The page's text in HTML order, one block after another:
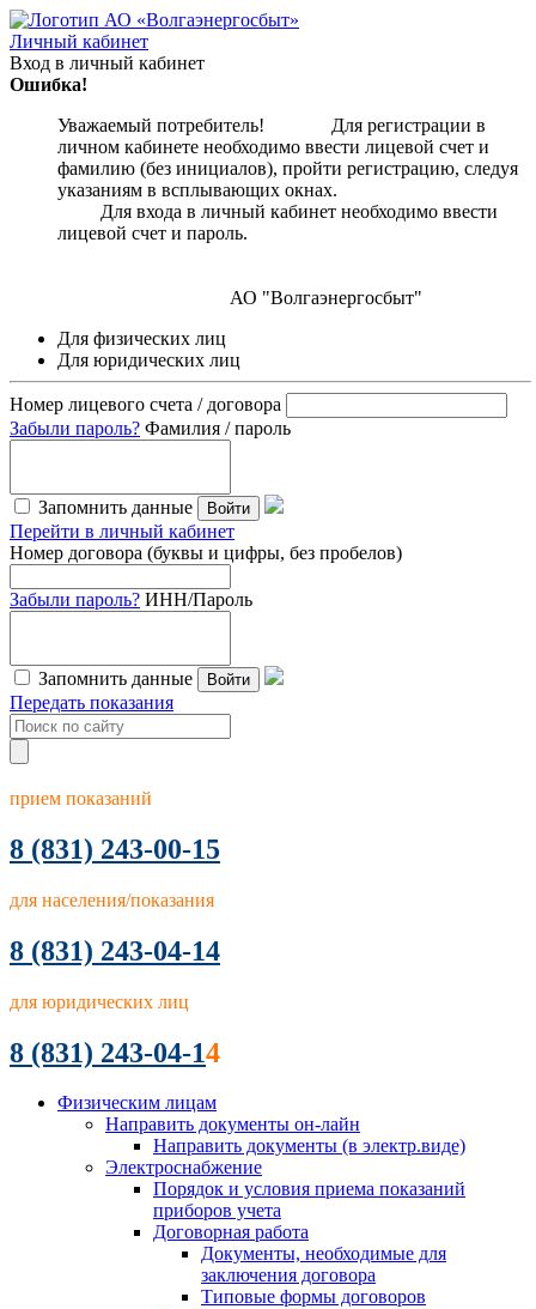
Личный кабинет
Вход в личный кабинет
Ошибка!
Уважаемый потребитель! Для регистрации в
личном кабинете необходимо ввести лицевой счет и
фамилию (без инициалов), пройти регистрацию, следуя
указаниям в всплывающих окнах.
Для входа в личный кабинет необходимо ввести
лицевой счет и пароль.
АО "Волгаэнергосбыт"
Для физических лиц
Для юридических лиц
Номер лицевого счета / договора
Забыли пароль? Фамилия / пароль
Запомнить данные Войти
Перейти в личный кабинет
Номер договора (буквы и цифры, без пробелов)
Забыли пароль? ИНН/Пароль
Запомнить данные Войти
Передать показания
прием показаний
8 (831) 243-00-15
для населения/показания
8 (831) 243-04-14
для юридических лиц
8 (831) 243-04-14
Физическим лицам
Направить документы он-лайн
Направить документы (в электр.виде)
Электроснабжение
Порядок и условия приема показаний
приборов учета
Договорная работа
Документы, необходимые для
заключения договора
Типовые формы договоров